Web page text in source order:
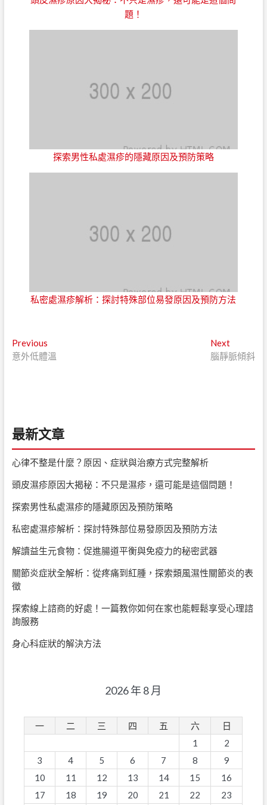
題！
探索男性私處濕疹的隱藏原因及預防策略
私密處濕疹解析：探討特殊部位易發原因及預防方法
文
章
PreviousPrevious
post:
意外低體溫
NextNext
post:
腦靜脈傾斜
最新文章
心律不整是什麼？原因、症狀與治療方式完整解析
頭皮濕疹原因大揭秘：不只是濕疹，還可能是這個問題！
探索男性私處濕疹的隱藏原因及預防策略
私密處濕疹解析：探討特殊部位易發原因及預防方法
解讀益生元食物：促進腸道平衡與免疫力的秘密武器
關節炎症狀全解析：從疼痛到紅腫，探索類風濕性關節炎的表
徵
探索線上諮商的好處！一篇教你如何在家也能輕鬆享受心理諮
詢服務
身心科症狀的解決方法
2026 年 8 月
一 二 三 四 五 六
日
1
2
3
4 5 6 7 8
9
10
11 12 13 14 15
16
17
18 19 20 21 22 23